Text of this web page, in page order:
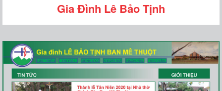
Gia Đình Lê Bảo Tịnh